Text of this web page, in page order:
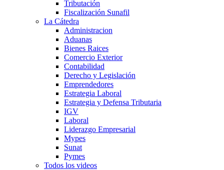
Tributación
Fiscalización Sunafil
La Cátedra
Administracion
Aduanas
Bienes Raices
Comercio Exterior
Contabilidad
Derecho y Legislación
Emprendedores
Estrategia Laboral
Estrategia y Defensa Tributaria
IGV
Laboral
Liderazgo Empresarial
Mypes
Sunat
Pymes
Todos los videos